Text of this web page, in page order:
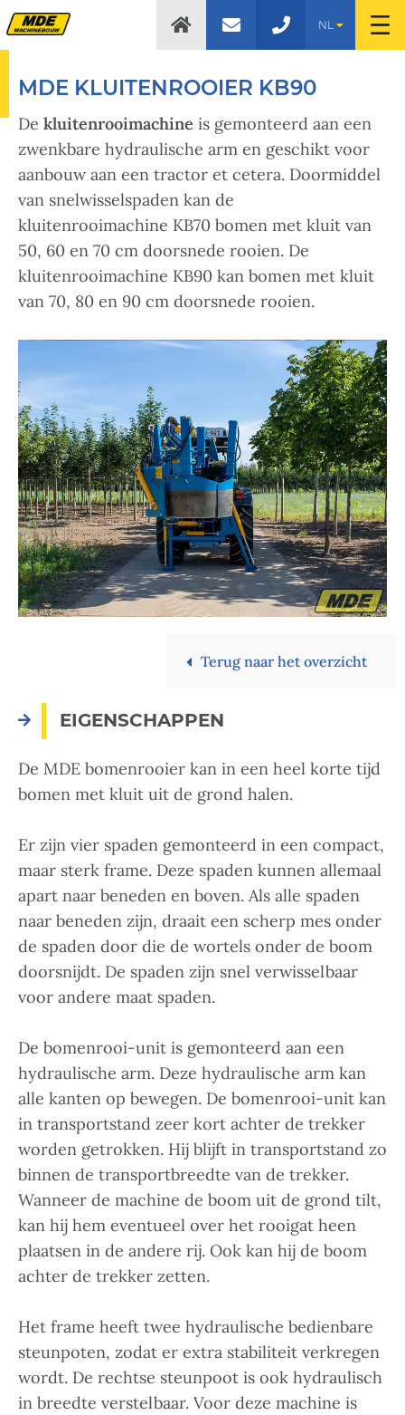
NL
MDE KLUITENROOIER KB90
De kluitenrooimachine is gemonteerd aan een
zwenkbare hydraulische arm en geschikt voor
aanbouw aan een tractor et cetera. Doormiddel
van snelwisselspaden kan de
kluitenrooimachine KB70 bomen met kluit van
50, 60 en 70 cm doorsnede rooien. De
kluitenrooimachine KB90 kan bomen met kluit
van 70, 80 en 90 cm doorsnede rooien.
Terug naar het overzicht
EIGENSCHAPPEN
De MDE bomenrooier kan in een heel korte tijd
bomen met kluit uit de grond halen.
Er zijn vier spaden gemonteerd in een compact,
maar sterk frame. Deze spaden kunnen allemaal
apart naar beneden en boven. Als alle spaden
naar beneden zijn, draait een scherp mes onder
de spaden door die de wortels onder de boom
doorsnijdt. De spaden zijn snel verwisselbaar
voor andere maat spaden.
De bomenrooi-unit is gemonteerd aan een
hydraulische arm. Deze hydraulische arm kan
alle kanten op bewegen. De bomenrooi-unit kan
in transportstand zeer kort achter de trekker
worden getrokken. Hij blijft in transportstand zo
binnen de transportbreedte van de trekker.
Wanneer de machine de boom uit de grond tilt,
kan hij hem eventueel over het rooigat heen
plaatsen in de andere rij. Ook kan hij de boom
achter de trekker zetten.
Het frame heeft twee hydraulische bedienbare
steunpoten, zodat er extra stabiliteit verkregen
wordt. De rechtse steunpoot is ook hydraulisch
in breedte verstelbaar. Voor deze machine is